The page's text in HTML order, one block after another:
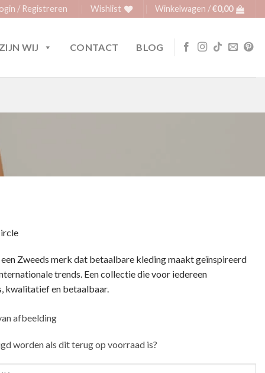
/ Registreren Wishlist Winkelwagen /€0,00
WIJ CONTACT BLOG
Zweeds merk dat betaalbare kleding maakt geïnspireerd
trends. Een collectie die voor iedereen
kwalitatief en betaalbaar.
worden als dit terug op voorraad is?